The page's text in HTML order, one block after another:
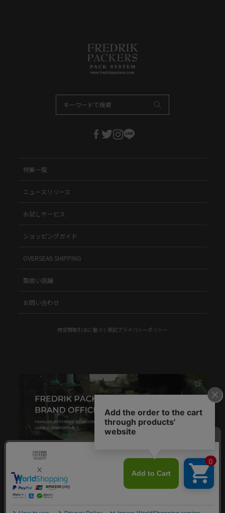
特集一覧
ニュースリリース
お試しサービス
ショッピングガイド
OVERSEAS SHIPPING
取扱い店舗
お問い合わせ
特定商取引法に基づく表記プライバシーポリシー